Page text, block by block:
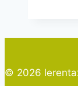
© 2026